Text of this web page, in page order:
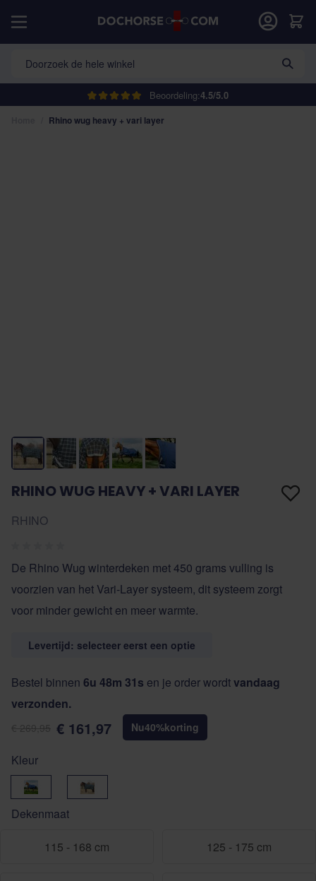
Beoordeling:4.5/5.0
Doorzoek de hele winkel
Cart
Rhino wug heavy + vari layer
RHINO WUG HEAVY + VARI LAYER
RHINO
De Rhino Wug winterdeken met 450 grams vulling is
voorzien van het Vari-Layer systeem, dit systeem zorgt
voor minder gewicht en meer warmte.
Levertijd: selecteer eerst een optie
Bestel binnen 6u 48m 31s en je order wordtvandaag
verzonden.
€ 161,97 Nu40%korting
Kleur
Navy
Ruit
Dekenmaat
115 - 168 cm 125 - 175 cm